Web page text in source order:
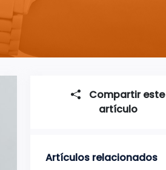
Compartir este
artículo
Artículos relacionados